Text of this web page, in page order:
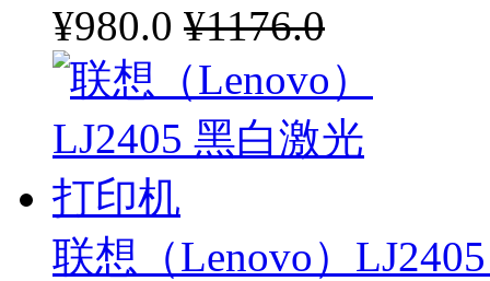
¥980.0 ¥1176.0
联想（Lenovo）